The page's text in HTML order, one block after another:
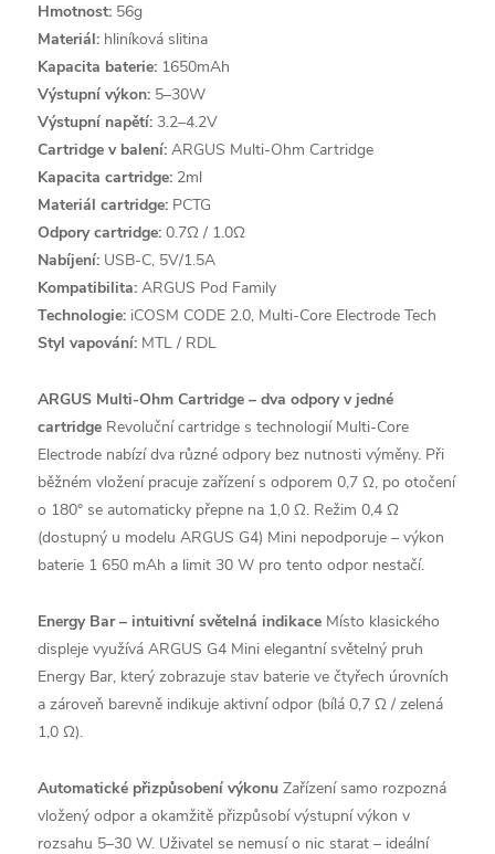
Hmotnost: 56g
Materiál: hliníková slitina
Kapacita baterie: 1650mAh
Výstupní výkon: 5–30W
Výstupní napětí: 3.2–4.2V
Cartridge v balení: ARGUS Multi-Ohm Cartridge
Kapacita cartridge: 2ml
Materiál cartridge: PCTG
Odpory cartridge: 0.7Ω / 1.0Ω
Nabíjení: USB-C, 5V/1.5A
Kompatibilita: ARGUS Pod Family
Technologie: iCOSM CODE 2.0, Multi-Core Electrode Tech
Styl vapování: MTL / RDL
ARGUS Multi-Ohm Cartridge – dva odpory v jedné
cartridge Revoluční cartridge s technologií Multi-Core
Electrode nabízí dva různé odpory bez nutnosti výměny. Při
běžném vložení pracuje zařízení s odporem 0,7 Ω, po otočení
o 180° se automaticky přepne na 1,0 Ω. Režim 0,4 Ω
(dostupný u modelu ARGUS G4) Mini nepodporuje – výkon
baterie 1 650 mAh a limit 30 W pro tento odpor nestačí.
Energy Bar – intuitivní světelná indikace Místo klasického
displeje využívá ARGUS G4 Mini elegantní světelný pruh
Energy Bar, který zobrazuje stav baterie ve čtyřech úrovních
a zároveň barevně indikuje aktivní odpor (bílá 0,7 Ω / zelená
1,0 Ω).
Automatické přizpůsobení výkonu Zařízení samo rozpozná
vložený odpor a okamžitě přizpůsobí výstupní výkon v
rozsahu 5–30 W. Uživatel se nemusí o nic starat – ideální